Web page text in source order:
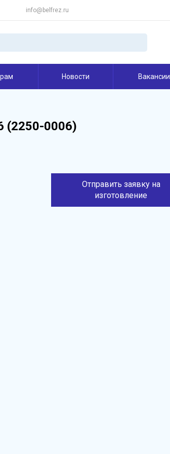
info@belfrez.ru
Новости Вакансии
(2250-0006)
Отправить заявку на
изготовление